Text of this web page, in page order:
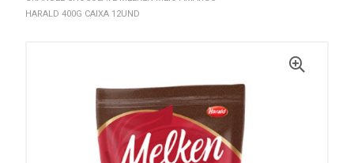
HARALD 400G CAIXA 12UND